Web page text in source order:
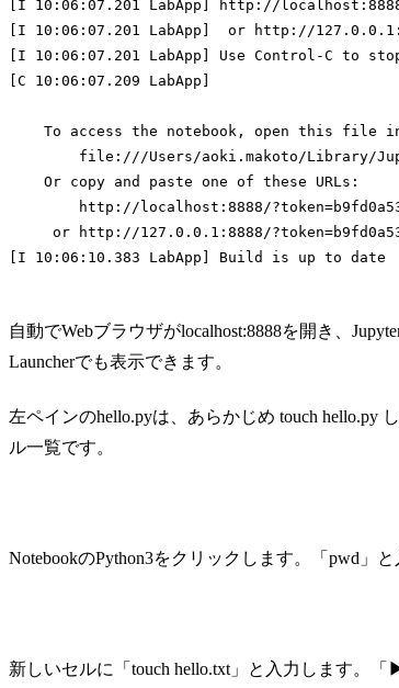
[I 10:06:07.201 LabApp] http://localhost:8888/
[I 10:06:07.201 LabApp]  or http://
[I 10:06:07.201 LabApp] Use Control-C to
[C 10:06:07.209 LabApp]
    To access the notebook, open this file
file:///Users/aoki.makoto/Library/
    Or copy and paste one of these URLs:
http://localhost:8888/
or http://127.0.0.1:8888/
[I 10:06:10.383 LabApp] Build is up to date
自動でWebブラウザがlocalhost:8888を開き、
Launcherでも表示できます。
左ペインのhello.pyは、あらかじめ touch hello.py
ル一覧です。
NotebookのPython3をクリックします。「pwd」
新しいセルに「touch hello.txt」と入力します。